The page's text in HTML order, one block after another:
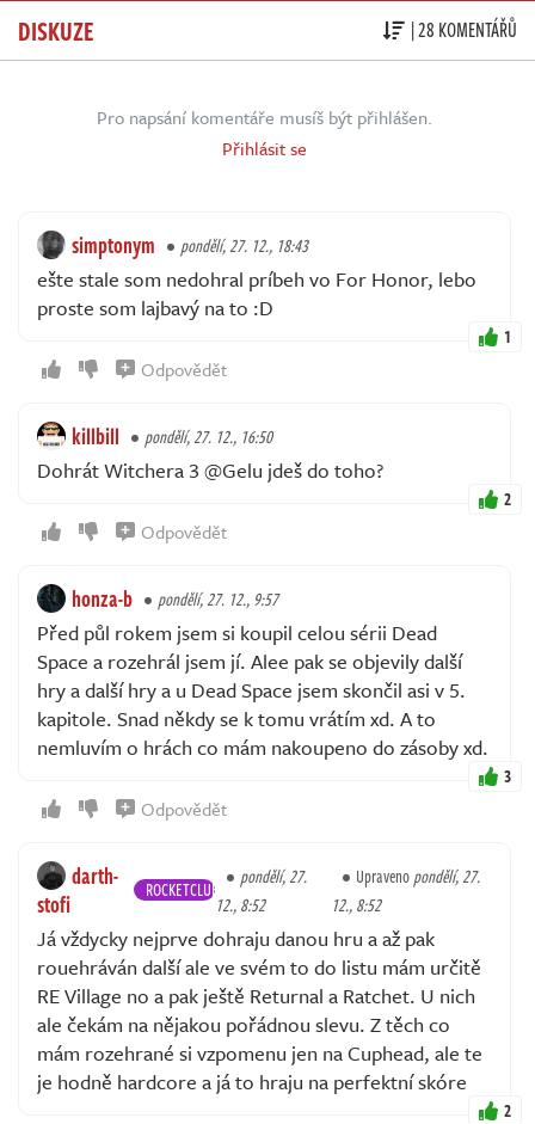
DISKUZE | 28 KOMENTÁŘŮ
Pro napsání komentáře musíš být přihlášen.
Přihlásit se
simptonym pondělí, 27. 12., 18:43
ešte stale som nedohral príbeh vo For Honor, lebo
proste som lajbavý na to :D
1
Odpovědět
killbill pondělí, 27. 12., 16:50
Dohrát Witchera 3 @Gelu jdeš do toho?
2
Odpovědět
honza-b pondělí, 27. 12., 9:57
Před půl rokem jsem si koupil celou sérii Dead
Space a rozehrál jsem jí. Alee pak se objevily další
hry a další hry a u Dead Space jsem skončil asi v 5.
kapitole. Snad někdy se k tomu vrátím xd. A to
nemluvím o hrách co mám nakoupeno do zásoby xd.
3
Odpovědět
darth-
stofi
ROCKETCLUB
pondělí, 27.
12., 8:52
Upravenopondělí, 27.
12., 8:52
Já vždycky nejprve dohraju danou hru a až pak
rouehráván další ale ve svém to do listu mám určitě
RE Village no a pak ještě Returnal a Ratchet. U nich
ale čekám na nějakou pořádnou slevu. Z těch co
mám rozehrané si vzpomenu jen na Cuphead, ale te
je hodně hardcore a já to hraju na perfektní skóre
2